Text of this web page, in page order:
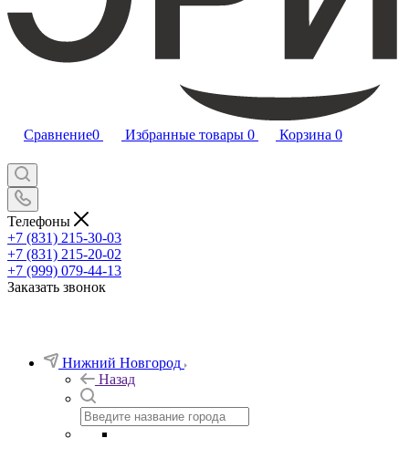
Сравнение0 Избранные товары 0 Корзина 0
Телефоны
+7 (831) 215-30-03
+7 (831) 215-20-02
+7 (999) 079-44-13
Заказать звонок
Нижний Новгород
Назад